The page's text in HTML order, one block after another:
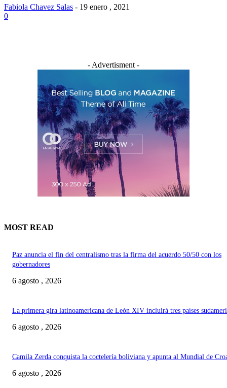
Fabiola Chavez Salas - 19 enero , 2021
0
- Advertisment -
MOST READ
Paz anuncia el fin del centralismo tras la firma del acuerdo 50/50 con los
gobernadores
6 agosto , 2026
La primera gira latinoamericana de León XIV incluirá tres países
6 agosto , 2026
Camila Zerda conquista la coctelería boliviana y apunta al Mundial de
6 agosto , 2026